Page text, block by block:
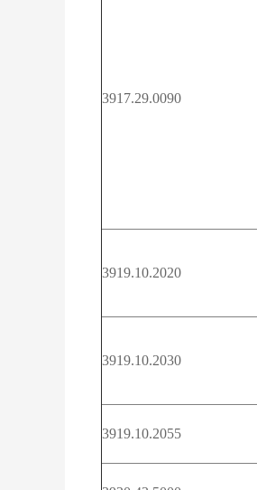
3917.29.0090
3919.10.2020
3919.10.2030
3919.10.2055